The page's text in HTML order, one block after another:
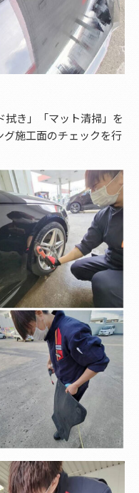
拭き」「マット清掃」を
施工面のチェックを行